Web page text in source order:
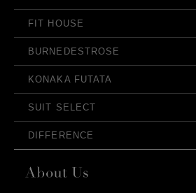
FIT HOUSE
BURNEDESTROSE
KONAKA FUTATA
SUIT SELECT
DIFFERENCE